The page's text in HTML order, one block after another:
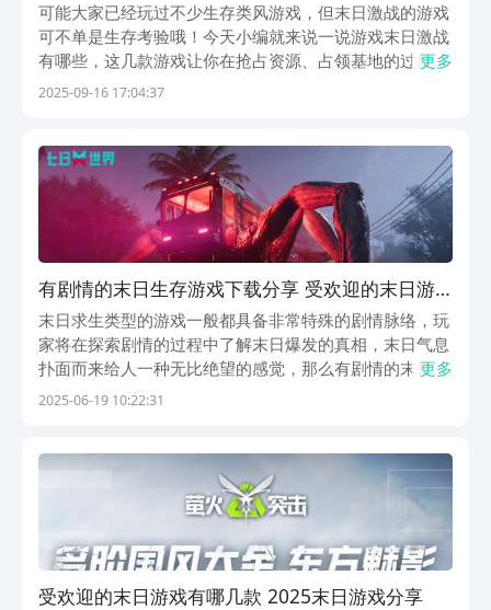
可能大家已经玩过不少生存类风游戏，但末日激战的游戏
可不单是生存考验哦！今天小编就来说一说游戏末日激战
有哪些，这几款游戏让你在抢占资源、占领基地的过程
中，时刻面临威胁和挑战。随着游戏剧情的发展，你还可
中的...
更多
2025-09-16 17:04:37
有剧情的末日生存游戏下载分享 受欢迎的末日游
戏有哪几款2025
末日求生类型的游戏一般都具备非常特殊的剧情脉络，玩
家将在探索剧情的过程中了解末日爆发的真相，末日气息
扑面而来给人一种无比绝望的感觉，那么有剧情的末日生
存游戏下载推荐哪个好？本期文章介绍的剧情向末日生存
剧...
更多
2025-06-19 10:22:31
受欢迎的末日游戏有哪几款 2025末日游戏分享